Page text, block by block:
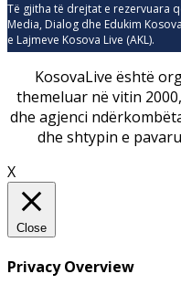
Të gjitha të drejtat e rezervuara
Media, Dialog dhe Edukim
e Lajmeve Kosova Live (AKL).
KosovaLive është
themeluar në vitin
dhe agjenci
dhe shtypin e
X
Close
Privacy Overview